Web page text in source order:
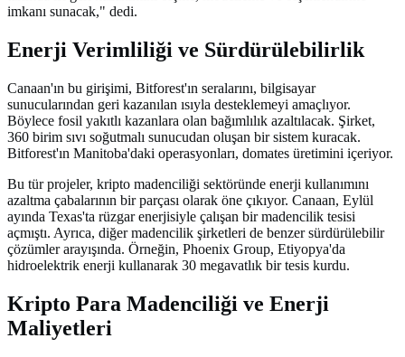
imkanı sunacak," dedi.
Enerji Verimliliği ve Sürdürülebilirlik
Canaan'ın bu girişimi, Bitforest'ın seralarını, bilgisayar
sunucularından geri kazanılan ısıyla desteklemeyi amaçlıyor.
Böylece fosil yakıtlı kazanlara olan bağımlılık azaltılacak. Şirket,
360 birim sıvı soğutmalı sunucudan oluşan bir sistem kuracak.
Bitforest'ın Manitoba'daki operasyonları, domates üretimini içeriyor.
Bu tür projeler, kripto madenciliği sektöründe enerji kullanımını
azaltma çabalarının bir parçası olarak öne çıkıyor. Canaan, Eylül
ayında Texas'ta rüzgar enerjisiyle çalışan bir madencilik tesisi
açmıştı. Ayrıca, diğer madencilik şirketleri de benzer sürdürülebilir
çözümler arayışında. Örneğin, Phoenix Group, Etiyopya'da
hidroelektrik enerji kullanarak 30 megavatlık bir tesis kurdu.
Kripto Para Madenciliği ve Enerji
Maliyetleri